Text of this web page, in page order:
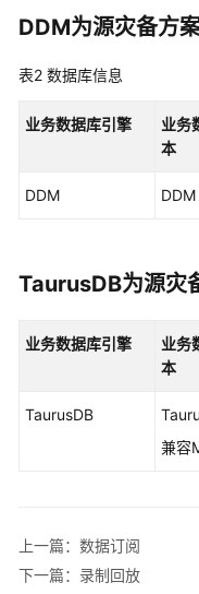
实
灾
品
构
能
品
势
DDM为源灾备方
表2 数据库信息
业务数据库引擎 业务
本
DDM DDM
TaurusDB为源灾
业务数据库引擎 业务
本
TaurusDB
兼容
上一篇：数据订阅
下一篇：录制回放